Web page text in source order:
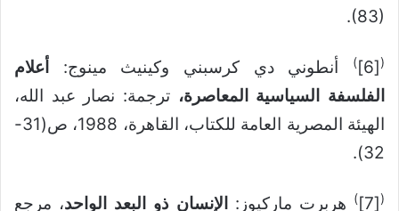
(83).
(
[6]
) أنطوني دي كرسبني وكينيث مينوج:
أعلام
الفلسفة السياسية المعاصرة، ترجمة: نصار عبد الله،
الهيئة المصرية العامة للكتاب، القاهرة، 1988، ص(31-
32).
(
[7]
) هربرت ماركيوز: الإنسان ذو البعد الواحد، مرجع